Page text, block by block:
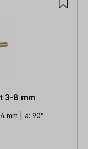
3-8 mm
mm | a: 90°